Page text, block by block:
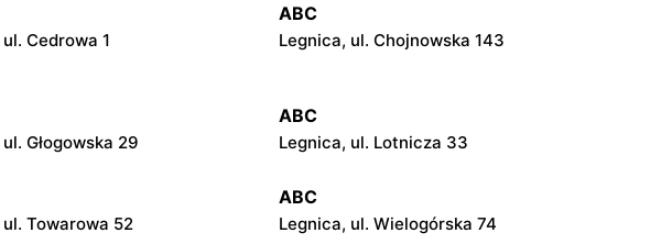
Cedrowa 1
ABC
Legnica, ul. Chojnowska 143
Głogowska 29
ABC
Legnica, ul. Lotnicza 33
Towarowa 52
ABC
Legnica, ul. Wielogórska 74